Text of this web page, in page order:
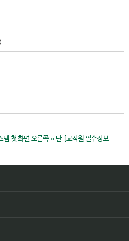
템 첫 화면 오른쪽 하단 [교직원 필수정보